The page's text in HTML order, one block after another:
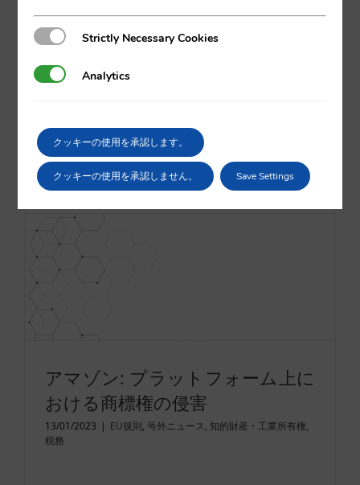
続きを読む
アマゾン: プラットフォーム上に
おける商標権の侵害
13/01/2023 | EU規則, 号外ニュース, 知的財産・工業所有権,
税務
Strictly Necessary Cookies
Strictly Necessary Cookies
AnalyticsAnalytics
クッキーの使用を承認します。
クッキーの使用を承認しません。 Save Settings